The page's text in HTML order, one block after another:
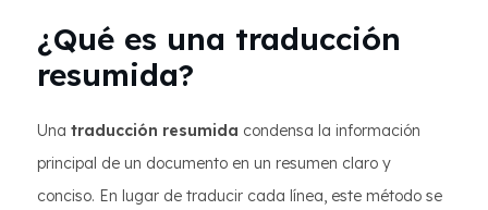
¿Qué es una traducción
resumida?
Una traducción resumida condensa la información
principal de un documento en un resumen claro y
conciso. En lugar de traducir cada línea, este método se